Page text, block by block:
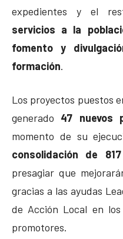
expedientes y el
servicios a la
fomento y
formación.
Los proyectos puestos
generado 47 nuevos
momento de su
consolidación de
presagiar que
gracias a las ayudas
de Acción Local en
promotores.